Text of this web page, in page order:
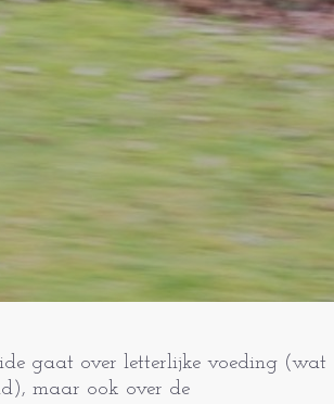
gaat over letterlijke voeding (wat
maar ook over de